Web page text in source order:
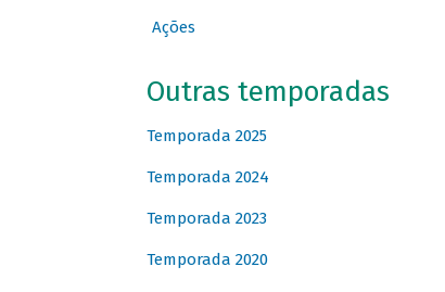
Ações
Outras temporadas
Temporada 2025
Temporada 2024
Temporada 2023
Temporada 2020